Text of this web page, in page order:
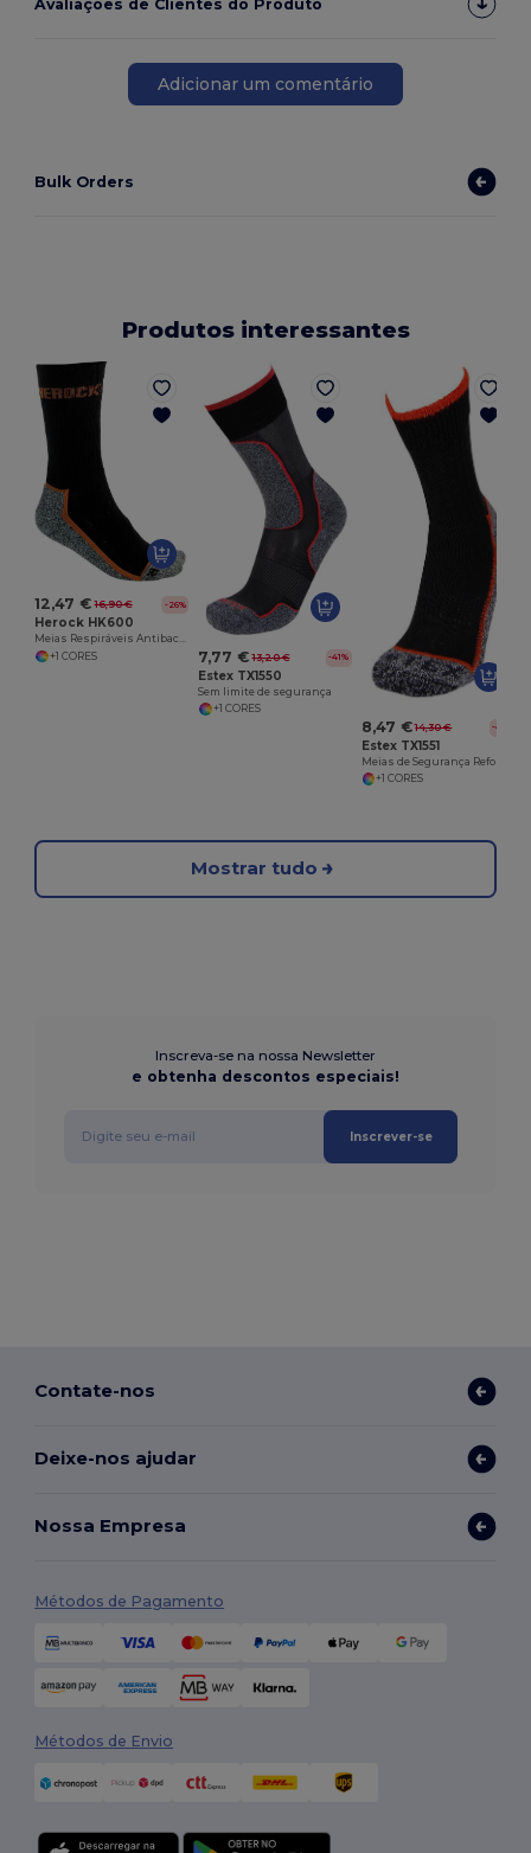
Avaliações de Clientes do Produto
Adicionar um comentário
Bulk Orders
Produtos interessantes
12,47 € 16,90 € -26%
Herock HK600
Meias Respiráveis Antibacterianas Herock
+1 CORES
7,77 € 13,20 € -41%
Estex TX1550
Sem limite de segurança
+1 CORES
8,47 € 14,30 € -41%
Estex TX1551
+1 CORES
Mostrar tudo
Inscreva-se na nossa Newsletter
e obtenha descontos especiais!
Inscrever-se
Contate-nos
Deixe-nos ajudar
Nossa Empresa
Métodos de Pagamento
Métodos de Envio